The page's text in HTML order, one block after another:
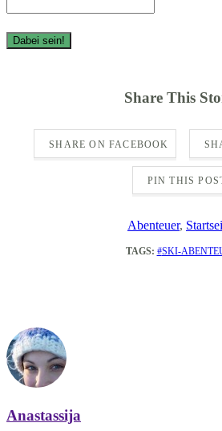
Share This
SHARE ON FACEBOOK
PIN THIS
Abenteuer,
TAGS: SKI-
Anastassija